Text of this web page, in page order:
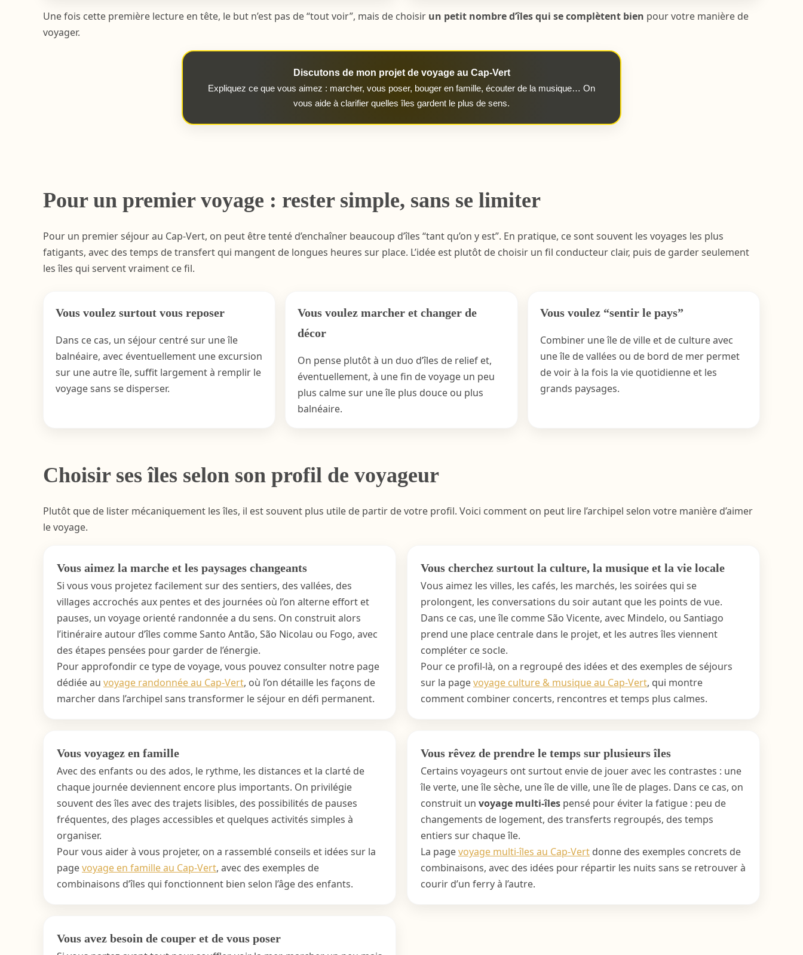
Une fois cette première lecture en tête, le but n’est pas de “tout voir”, mais de choisir un petit nombre d’îles qui se complètent bien pour votre manière de
voyager.
Discutons de mon projet de voyage au Cap-Vert
Expliquez ce que vous aimez : marcher, vous poser, bouger en famille, écouter de la musique… On
vous aide à clarifier quelles îles gardent le plus de sens.
Pour un premier voyage : rester simple, sans se limiter
Pour un premier séjour au Cap-Vert, on peut être tenté d’enchaîner beaucoup d’îles “tant qu’on y est”. En pratique, ce sont souvent les voyages les plus
fatigants, avec des temps de transfert qui mangent de longues heures sur place. L’idée est plutôt de choisir un fil conducteur clair, puis de garder seulement
les îles qui servent vraiment ce fil.
Vous voulez surtout vous reposer
Dans ce cas, un séjour centré sur une île
balnéaire, avec éventuellement une excursion
sur une autre île, suffit largement à remplir le
voyage sans se disperser.
Vous voulez marcher et changer de
décor
On pense plutôt à un duo d’îles de relief et,
éventuellement, à une fin de voyage un peu
plus calme sur une île plus douce ou plus
balnéaire.
Vous voulez “sentir le pays”
Combiner une île de ville et de culture avec
une île de vallées ou de bord de mer permet
de voir à la fois la vie quotidienne et les
grands paysages.
Choisir ses îles selon son profil de voyageur
Plutôt que de lister mécaniquement les îles, il est souvent plus utile de partir de votre profil. Voici comment on peut lire l’archipel selon votre manière d’aimer
le voyage.
Vous aimez la marche et les paysages changeants
Si vous vous projetez facilement sur des sentiers, des vallées, des
villages accrochés aux pentes et des journées où l’on alterne effort et
pauses, un voyage orienté randonnée a du sens. On construit alors
l’itinéraire autour d’îles comme Santo Antão, São Nicolau ou Fogo, avec
des étapes pensées pour garder de l’énergie.
Pour approfondir ce type de voyage, vous pouvez consulter notre page
dédiée au voyage randonnée au Cap-Vert, où l’on détaille les façons de
marcher dans l’archipel sans transformer le séjour en défi permanent.
Vous cherchez surtout la culture, la musique et la vie locale
Vous aimez les villes, les cafés, les marchés, les soirées qui se
prolongent, les conversations du soir autant que les points de vue.
Dans ce cas, une île comme São Vicente, avec Mindelo, ou Santiago
prend une place centrale dans le projet, et les autres îles viennent
compléter ce socle.
Pour ce profil-là, on a regroupé des idées et des exemples de séjours
sur la pagevoyage culture & musique au Cap-Vert, qui montre
comment combiner concerts, rencontres et temps plus calmes.
Vous voyagez en famille
Avec des enfants ou des ados, le rythme, les distances et la clarté de
chaque journée deviennent encore plus importants. On privilégie
souvent des îles avec des trajets lisibles, des possibilités de pauses
fréquentes, des plages accessibles et quelques activités simples à
organiser.
Pour vous aider à vous projeter, on a rassemblé conseils et idées sur la
pagevoyage en famille au Cap-Vert, avec des exemples de
combinaisons d’îles qui fonctionnent bien selon l’âge des enfants.
Vous rêvez de prendre le temps sur plusieurs îles
Certains voyageurs ont surtout envie de jouer avec les contrastes : une
île verte, une île sèche, une île de ville, une île de plages. Dans ce cas, on
construit un voyage multi-îles pensé pour éviter la fatigue : peu de
changements de logement, des transferts regroupés, des temps
entiers sur chaque île.
La pagevoyage multi-îles au Cap-Vert donne des exemples concrets de
combinaisons, avec des idées pour répartir les nuits sans se retrouver à
courir d’un ferry à l’autre.
Vous avez besoin de couper et de vous poser